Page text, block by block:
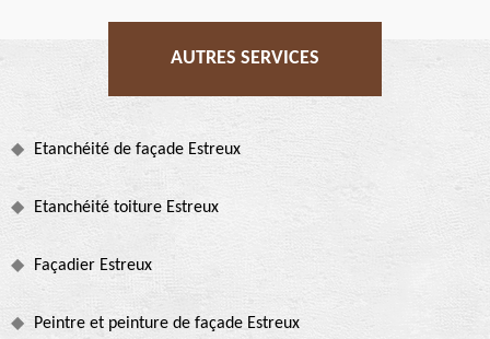
AUTRES SERVICES
Etanchéité de façade Estreux
Etanchéité toiture Estreux
Façadier Estreux
Peintre et peinture de façade Estreux